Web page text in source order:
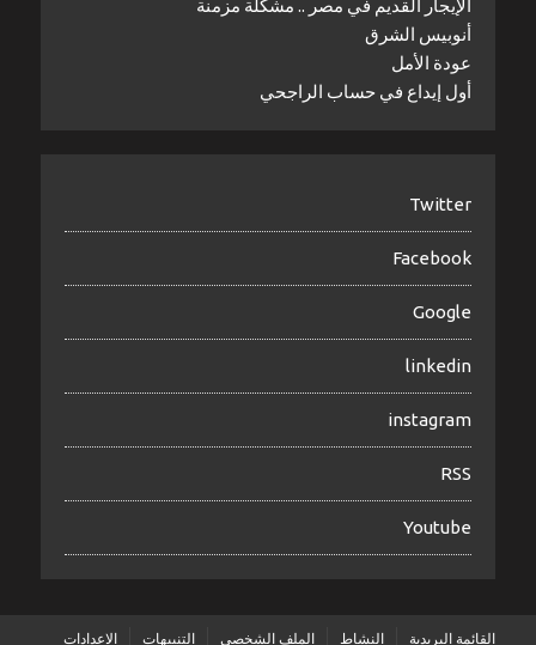
الإيجار القديم في مصر .. مشكلة مزمنة
أنوبيس الشرق
عودة الأمل
أول إيداع في حساب الراجحي
Twitter
Facebook
Google
linkedin
instagram
RSS
Youtube
القائمة البريدية النشاط الملف الشخصي التنبيهات الاعدادات